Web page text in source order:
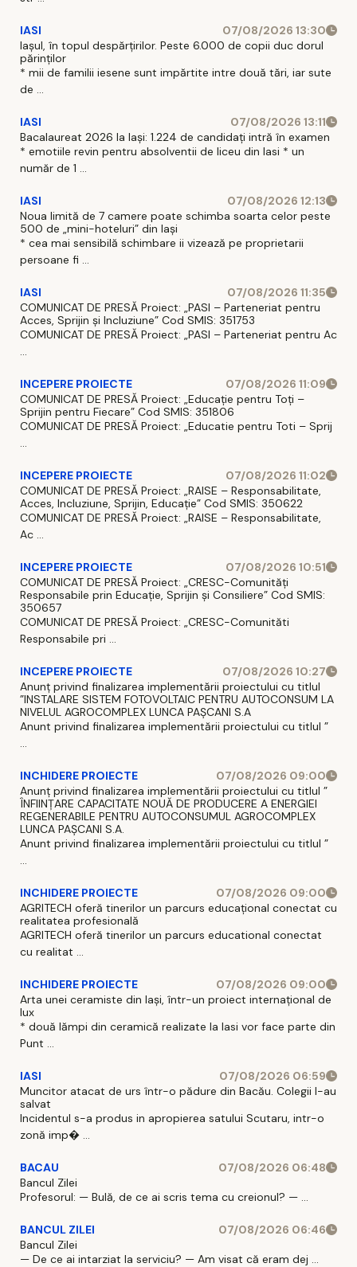
IASI
07/08/2026 13:30
Iașul, în topul despărțirilor. Peste 6.000 de copii duc dorul
părinților
* mii de familii iesene sunt impărtite intre două tări, iar sute
de ...
IASI
07/08/2026 13:11
Bacalaureat 2026 la Iași: 1.224 de candidați intră în examen
* emotiile revin pentru absolventii de liceu din Iasi * un
număr de 1 ...
IASI
07/08/2026 12:13
Noua limită de 7 camere poate schimba soarta celor peste
500 de „mini-hoteluri” din Iași
* cea mai sensibilă schimbare ii vizează pe proprietarii
persoane fi ...
IASI
07/08/2026 11:35
COMUNICAT DE PRESĂ Proiect: „PASI – Parteneriat pentru
Acces, Sprijin și Incluziune” Cod SMIS: 351753
COMUNICAT DE PRESĂ Proiect: „PASI – Parteneriat pentru Ac
...
INCEPERE PROIECTE
07/08/2026 11:09
COMUNICAT DE PRESĂ Proiect: „Educație pentru Toți –
Sprijin pentru Fiecare” Cod SMIS: 351806
COMUNICAT DE PRESĂ Proiect: „Educatie pentru Toti – Sprij
...
INCEPERE PROIECTE
07/08/2026 11:02
COMUNICAT DE PRESĂ Proiect: „RAISE – Responsabilitate,
Acces, Incluziune, Sprijin, Educație” Cod SMIS: 350622
COMUNICAT DE PRESĂ Proiect: „RAISE – Responsabilitate,
Ac ...
INCEPERE PROIECTE
07/08/2026 10:51
COMUNICAT DE PRESĂ Proiect: „CRESC-Comunități
Responsabile prin Educație, Sprijin și Consiliere” Cod SMIS:
350657
COMUNICAT DE PRESĂ Proiect: „CRESC-Comunităti
Responsabile pri ...
INCEPERE PROIECTE
07/08/2026 10:27
Anunț privind finalizarea implementării proiectului cu titlul
”INSTALARE SISTEM FOTOVOLTAIC PENTRU AUTOCONSUM LA
NIVELUL AGROCOMPLEX LUNCA PAȘCANI S.A
Anunt privind finalizarea implementării proiectului cu titlul ”
...
INCHIDERE PROIECTE
07/08/2026 09:00
Anunț privind finalizarea implementării proiectului cu titlul ”
ÎNFIINȚARE CAPACITATE NOUĂ DE PRODUCERE A ENERGIEI
REGENERABILE PENTRU AUTOCONSUMUL AGROCOMPLEX
LUNCA PAȘCANI S.A.
Anunt privind finalizarea implementării proiectului cu titlul ”
...
INCHIDERE PROIECTE
07/08/2026 09:00
AGRITECH oferă tinerilor un parcurs educațional conectat cu
realitatea profesională
AGRITECH oferă tinerilor un parcurs educational conectat
cu realitat ...
INCHIDERE PROIECTE
07/08/2026 09:00
Arta unei ceramiste din Iași, într-un proiect internațional de
lux
* două lămpi din ceramică realizate la Iasi vor face parte din
Punt ...
IASI
07/08/2026 06:59
Muncitor atacat de urs într-o pădure din Bacău. Colegii l-au
salvat
Incidentul s-a produs in apropierea satului Scutaru, intr-o
zonă imp� ...
BACAU
07/08/2026 06:48
Bancul Zilei
Profesorul: — Bulă, de ce ai scris tema cu creionul? — ...
BANCUL ZILEI
07/08/2026 06:46
Bancul Zilei
— De ce ai intarziat la serviciu? — Am visat că eram dej ...